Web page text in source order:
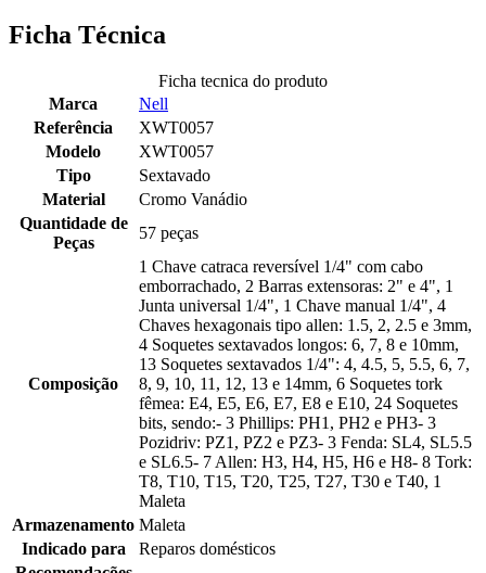
Ficha Técnica
Ficha tecnica do produto
Marca
Nell
Referência
XWT0057
Modelo
XWT0057
Tipo
Sextavado
Material
Cromo Vanádio
Quantidade de
Peças
57 peças
Composição
1 Chave catraca reversível 1/4" com cabo
emborrachado, 2 Barras extensoras: 2" e 4", 1
Junta universal 1/4", 1 Chave manual 1/4", 4
Chaves hexagonais tipo allen: 1.5, 2, 2.5 e 3mm,
4 Soquetes sextavados longos: 6, 7, 8 e 10mm,
13 Soquetes sextavados 1/4": 4, 4.5, 5, 5.5, 6, 7,
8, 9, 10, 11, 12, 13 e 14mm, 6 Soquetes tork
fêmea: E4, E5, E6, E7, E8 e E10, 24 Soquetes
bits, sendo:- 3 Phillips: PH1, PH2 e PH3- 3
Pozidriv: PZ1, PZ2 e PZ3- 3 Fenda: SL4, SL5.5
e SL6.5- 7 Allen: H3, H4, H5, H6 e H8- 8 Tork:
T8, T10, T15, T20, T25, T27, T30 e T40, 1
Maleta
Armazenamento Maleta
Indicado para
Reparos domésticos